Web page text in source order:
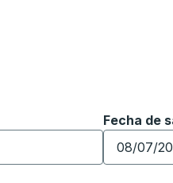
y luego use las
de destino para
Fecha de
Escriba la